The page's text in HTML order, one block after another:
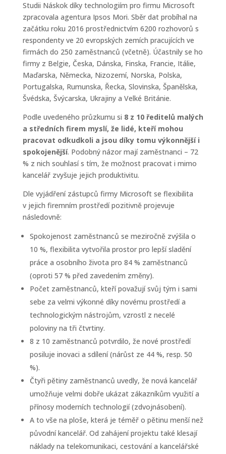
Studii Náskok díky technologiím pro firmu Microsoft
zpracovala agentura Ipsos Mori. Sběr dat probíhal na
začátku roku 2016 prostřednictvím 6200 rozhovorů s
respondenty ve 20 evropských zemích pracujících ve
firmách do 250 zaměstnanců (včetně). Účastnily se ho
firmy z Belgie, Česka, Dánska, Finska, Francie, Itálie,
Maďarska, Německa, Nizozemí, Norska, Polska,
Portugalska, Rumunska, Řecka, Slovinska, Španělska,
Švédska, Švýcarska, Ukrajiny a Velké Británie.
Podle uvedeného průzkumu si 8 z 10 ředitelů malých
a středních firem myslí, že lidé, kteří mohou
pracovat odkudkoli a jsou díky tomu výkonnější i
spokojenější. Podobný názor mají zaměstnanci – 72
% z nich souhlasí s tím, že možnost pracovat i mimo
kancelář zvyšuje jejich produktivitu.
Dle vyjádření zástupců firmy Microsoft se flexibilita
v jejich firemním prostředí pozitivně projevuje
následovně:
Spokojenost zaměstnanců se meziročně zvýšila o
10 %, flexibilita vytvořila prostor pro lepší sladění
práce a osobního života pro 84 % zaměstnanců
(oproti 57 % před zavedením změny).
Počet zaměstnanců, kteří považují svůj tým i sami
sebe za velmi výkonné díky novému prostředí a
technologickým nástrojům, vzrostl z necelé
poloviny na tři čtvrtiny.
8 z 10 zaměstnanců potvrdilo, že nové prostředí
posiluje inovaci a sdílení (nárůst ze 44 %, resp. 50
%).
Čtyři pětiny zaměstnanců uvedly, že nová kancelář
umožňuje velmi dobře ukázat zákazníkům využití a
přínosy moderních technologií (zdvojnásobení).
A to vše na ploše, která je téměř o pětinu menší než
původní kancelář. Od zahájení projektu také klesají
náklady na telekomunikaci, cestování a kancelářské